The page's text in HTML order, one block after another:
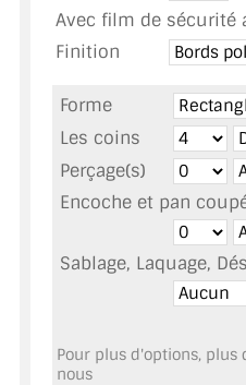
AMBIANCE LAITON
MIROIR SUR MESURE
MIROIR VIEILLI
MIROIR DÉCORATIF DE
LOTS DE MIROIRS EN
MIROIR DE SALLE DE
Avec film de sécurité
Finition
Forme
Les coins
Perçage(s)
Encoche et pan
Sablage, Laquage,
Pour plus d'options, plus
nous